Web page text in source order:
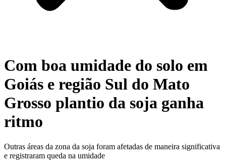
Com boa umidade do solo em
Goiás e região Sul do Mato
Grosso plantio da soja ganha
ritmo
Outras áreas da zona da soja foram afetadas de maneira significativa
e registraram queda na umidade